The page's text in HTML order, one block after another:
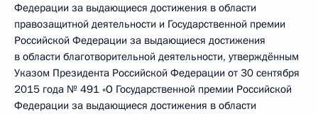
Федерации за выдающиеся достижения в области
правозащитной деятельности и Государственной премии
Российской Федерации за выдающиеся достижения
в области благотворительной деятельности, утверждённым
Указом Президента Российской Федерации от 30 сентября
2015 года № 491 «О Государственной премии Российской
Федерации за выдающиеся достижения в области